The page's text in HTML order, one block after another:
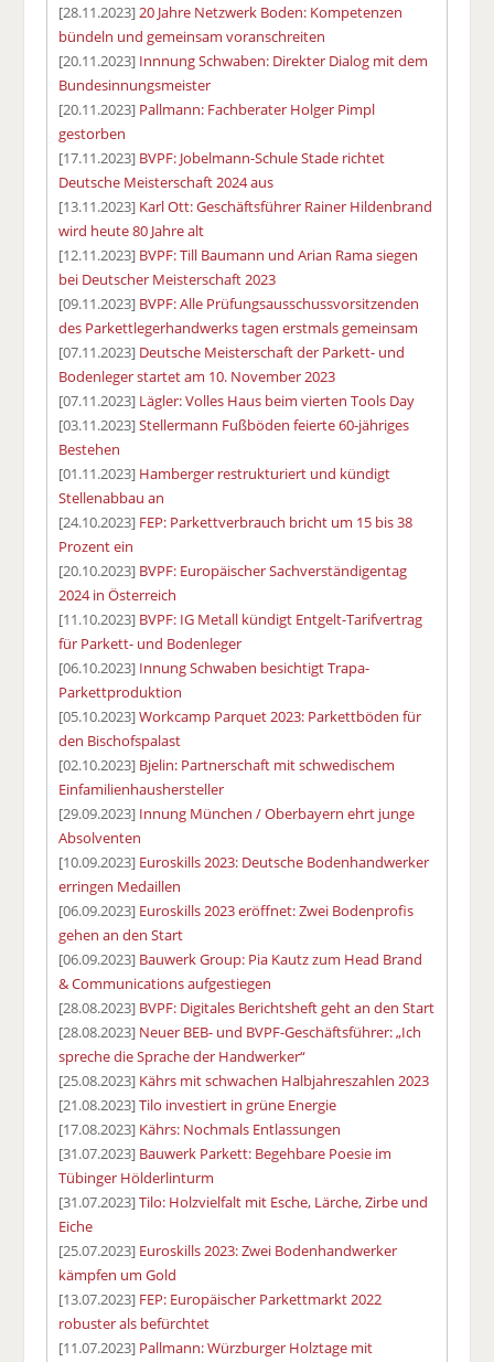
[28.11.2023]20 Jahre Netzwerk Boden: Kompetenzen
bündeln und gemeinsam voranschreiten
[20.11.2023] Innnung Schwaben: Direkter Dialog mit dem
Bundesinnungsmeister
[20.11.2023] Pallmann: Fachberater Holger Pimpl
gestorben
[17.11.2023] BVPF: Jobelmann-Schule Stade richtet
Deutsche Meisterschaft 2024 aus
[13.11.2023] Karl Ott: Geschäftsführer Rainer Hildenbrand
wird heute 80 Jahre alt
[12.11.2023] BVPF: Till Baumann und Arian Rama siegen
bei Deutscher Meisterschaft 2023
[09.11.2023] BVPF: Alle Prüfungsausschussvorsitzenden
des Parkettlegerhandwerks tagen erstmals gemeinsam
[07.11.2023] Deutsche Meisterschaft der Parkett- und
Bodenleger startet am 10. November 2023
[07.11.2023] Lägler: Volles Haus beim vierten Tools Day
[03.11.2023]Stellermann Fußböden feierte 60-jähriges
Bestehen
[01.11.2023] Hamberger restrukturiert und kündigt
Stellenabbau an
[24.10.2023] FEP: Parkettverbrauch bricht um 15 bis 38
Prozent ein
[20.10.2023] BVPF: Europäischer Sachverständigentag
2024 in Österreich
[11.10.2023] BVPF: IG Metall kündigt Entgelt-Tarifvertrag
für Parkett- und Bodenleger
[06.10.2023] Innung Schwaben besichtigt Trapa-
Parkettproduktion
[05.10.2023]Workcamp Parquet 2023: Parkettböden für
den Bischofspalast
[02.10.2023] Bjelin: Partnerschaft mit schwedischem
Einfamilienhaushersteller
[29.09.2023] Innung München / Oberbayern ehrt junge
Absolventen
[10.09.2023] Euroskills 2023: Deutsche Bodenhandwerker
erringen Medaillen
[06.09.2023] Euroskills 2023 eröffnet: Zwei Bodenprofis
gehen an den Start
[06.09.2023] Bauwerk Group: Pia Kautz zum Head Brand
& Communications aufgestiegen
[28.08.2023] BVPF: Digitales Berichtsheft geht an den Start
[28.08.2023] Neuer BEB- und BVPF-Geschäftsführer: „Ich
spreche die Sprache der Handwerker“
[25.08.2023] Kährs mit schwachen Halbjahreszahlen 2023
[21.08.2023]Tilo investiert in grüne Energie
[17.08.2023] Kährs: Nochmals Entlassungen
[31.07.2023] Bauwerk Parkett: Begehbare Poesie im
Tübinger Hölderlinturm
[31.07.2023]Tilo: Holzvielfalt mit Esche, Lärche, Zirbe und
Eiche
[25.07.2023] Euroskills 2023: Zwei Bodenhandwerker
kämpfen um Gold
[13.07.2023] FEP: Europäischer Parkettmarkt 2022
robuster als befürchtet
[11.07.2023] Pallmann: Würzburger Holztage mit